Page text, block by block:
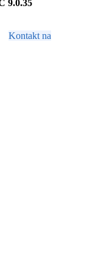
9.0.35
Kontakt na